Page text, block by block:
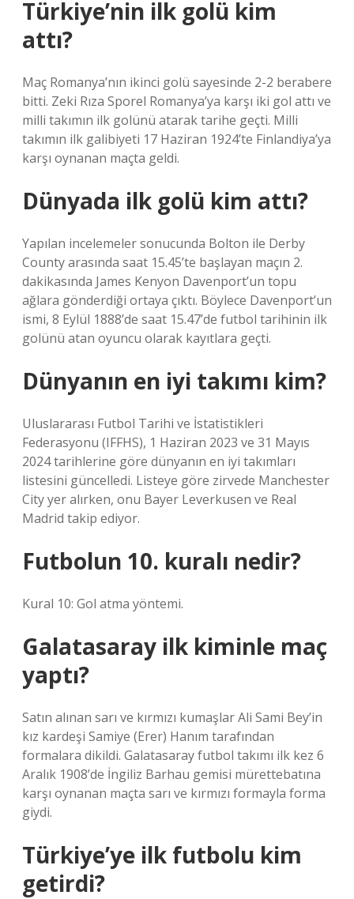
Türkiye’nin ilk golü kim
attı?
Maç Romanya’nın ikinci golü sayesinde 2-2 berabere
bitti. Zeki Rıza Sporel Romanya’ya karşı iki gol attı ve
milli takımın ilk golünü atarak tarihe geçti. Milli
takımın ilk galibiyeti 17 Haziran 1924’te Finlandiya’ya
karşı oynanan maçta geldi.
Dünyada ilk golü kim attı?
Yapılan incelemeler sonucunda Bolton ile Derby
County arasında saat 15.45’te başlayan maçın 2.
dakikasında James Kenyon Davenport’un topu
ağlara gönderdiği ortaya çıktı. Böylece Davenport’un
ismi, 8 Eylül 1888’de saat 15.47’de futbol tarihinin ilk
golünü atan oyuncu olarak kayıtlara geçti.
Dünyanın en iyi takımı kim?
Uluslararası Futbol Tarihi ve İstatistikleri
Federasyonu (IFFHS), 1 Haziran 2023 ve 31 Mayıs
2024 tarihlerine göre dünyanın en iyi takımları
listesini güncelledi. Listeye göre zirvede Manchester
City yer alırken, onu Bayer Leverkusen ve Real
Madrid takip ediyor.
Futbolun 10. kuralı nedir?
Kural 10: Gol atma yöntemi.
Galatasaray ilk kiminle maç
yaptı?
Satın alınan sarı ve kırmızı kumaşlar Ali Sami Bey’in
kız kardeşi Samiye (Erer) Hanım tarafından
formalara dikildi. Galatasaray futbol takımı ilk kez 6
Aralık 1908’de İngiliz Barhau gemisi mürettebatına
karşı oynanan maçta sarı ve kırmızı formayla forma
giydi.
Türkiye’ye ilk futbolu kim
getirdi?